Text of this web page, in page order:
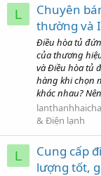
L
Chuyên
thường và
Điều hòa tủ
của thương
và Điều hòa tủ
hàng khi chọn
khác nhau?
& Điện lạnh
L
Cung cấp
lượng tốt,